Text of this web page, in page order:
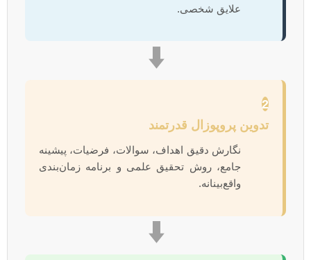
علایق شخصی.
⬇️
2
تدوین پروپوزال قدرتمند
نگارش دقیق اهداف، سوالات، فرضیات، پیشینه
جامع، روش تحقیق علمی و برنامه زمان‌بندی
واقع‌بینانه.
⬇️